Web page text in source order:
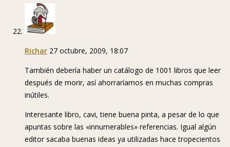
Richar 27 octubre, 2009, 18:07
También debería haber un catálogo de 1001 libros que leer
después de morir, así ahorraríamos en muchas compras
inútiles.
Interesante libro, cavi, tiene buena pinta, a pesar de lo que
apuntas sobre las «innumerables» referencias. Igual algún
editor sacaba buenas ideas ya utilizadas hace tropecientos